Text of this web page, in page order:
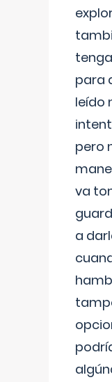
para
leído
pero
va
a